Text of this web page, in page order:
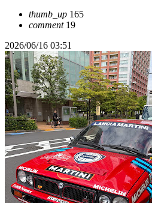
thumb_up 165
comment19
2026/06/16 03:51